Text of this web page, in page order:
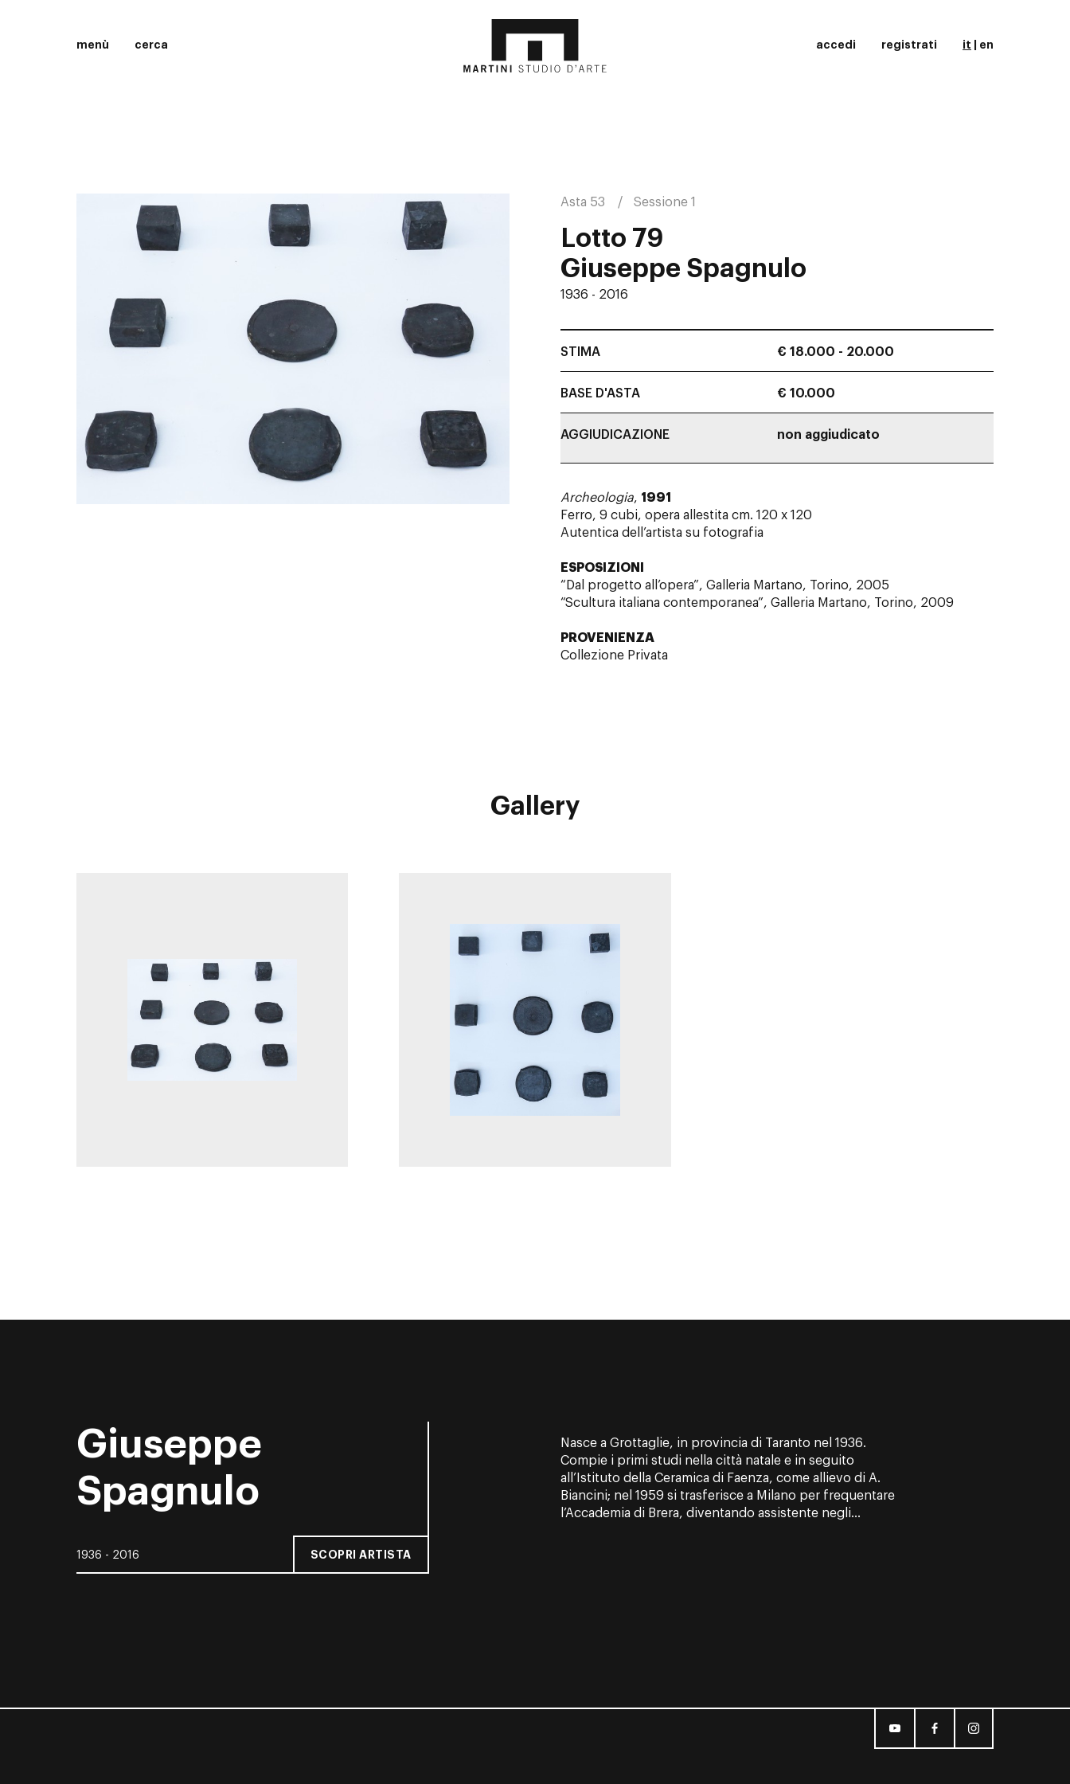
menù cerca accedi registrati it en
Asta 53 Sessione 1
Lotto 79
Giuseppe Spagnulo
1936 - 2016
STIMA € 18.000 - 20.000
BASE D'ASTA € 10.000
AGGIUDICAZIONE non aggiudicato
Archeologia, 1991
Ferro, 9 cubi, opera allestita cm. 120 x 120
Autentica dell’artista su fotografia
ESPOSIZIONI
“Dal progetto all’opera”, Galleria Martano, Torino, 2005
“Scultura italiana contemporanea”, Galleria Martano, Torino, 2009
PROVENIENZA
Collezione Privata
Gallery
Giuseppe
Spagnulo
1936 - 2016 SCOPRI ARTISTA
Nasce a Grottaglie, in provincia di Taranto nel 1936.
Compie i primi studi nella città natale e in seguito
all’Istituto della Ceramica di Faenza, come allievo di A.
Biancini; nel 1959 si trasferisce a Milano per frequentare
l’Accademia di Brera, diventando assistente negli...